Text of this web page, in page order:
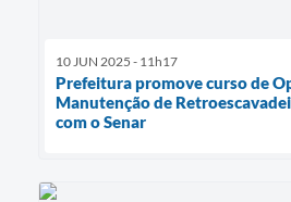
10 JUN 2025 - 11h17
Prefeitura promove curso de
Manutenção de
com o Senar